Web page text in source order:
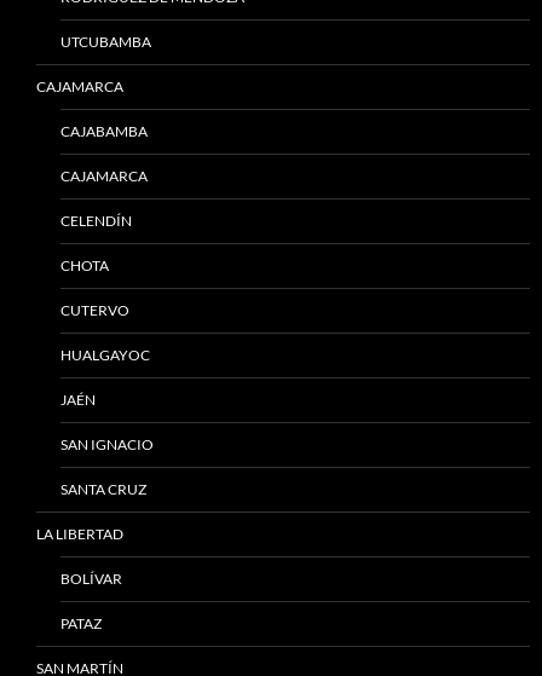
UTCUBAMBA
CAJAMARCA
CAJABAMBA
CAJAMARCA
CELENDÍN
CHOTA
CUTERVO
HUALGAYOC
JAÉN
SAN IGNACIO
SANTA CRUZ
LA LIBERTAD
BOLÍVAR
PATAZ
SAN MARTÍN